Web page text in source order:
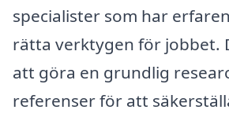
specialister som har
rätta verktygen för jobbet.
att göra en grundlig
referenser för att